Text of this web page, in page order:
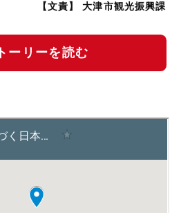
【文責】 大津市観光振興課
ーリーを読む